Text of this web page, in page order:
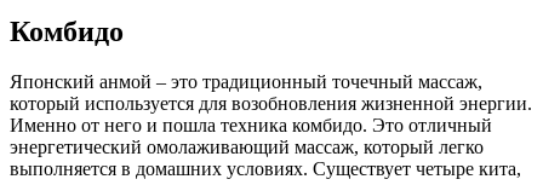
Комбидо
Японский анмой – это традиционный точечный массаж,
который используется для возобновления жизненной энергии.
Именно от него и пошла техника комбидо. Это отличный
энергетический омолаживающий массаж, который легко
выполняется в домашних условиях. Существует четыре кита,